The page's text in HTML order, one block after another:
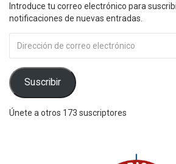
Introduce tu correo electrónico para
notificaciones de nuevas entradas.
de
correo
electrónico
Suscribir
Únete a otros 173 suscriptores